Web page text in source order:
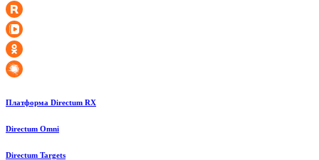
Платформа Directum RX
Directum Omni
Directum Targets